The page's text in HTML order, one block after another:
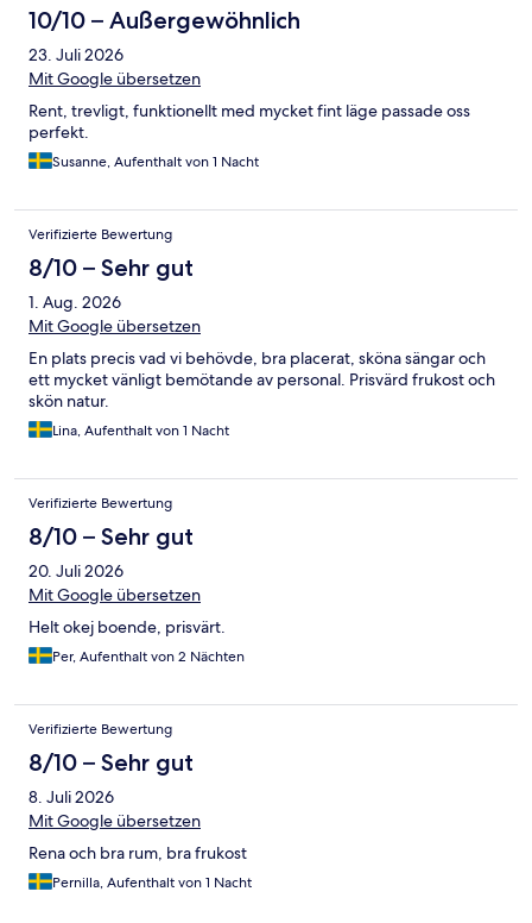
10/10 – Außergewöhnlich
23. Juli 2026
Mit Google übersetzen
Rent, trevligt, funktionellt med mycket fint läge passade oss
perfekt.
Susanne, Aufenthalt von 1 Nacht
Verifizierte Bewertung
8/10 – Sehr gut
1. Aug. 2026
Mit Google übersetzen
En plats precis vad vi behövde, bra placerat, sköna sängar och
ett mycket vänligt bemötande av personal. Prisvärd frukost och
skön natur.
Lina, Aufenthalt von 1 Nacht
Verifizierte Bewertung
8/10 – Sehr gut
20. Juli 2026
Mit Google übersetzen
Helt okej boende, prisvärt.
Per, Aufenthalt von 2 Nächten
Verifizierte Bewertung
8/10 – Sehr gut
8. Juli 2026
Mit Google übersetzen
Rena och bra rum, bra frukost
Pernilla, Aufenthalt von 1 Nacht